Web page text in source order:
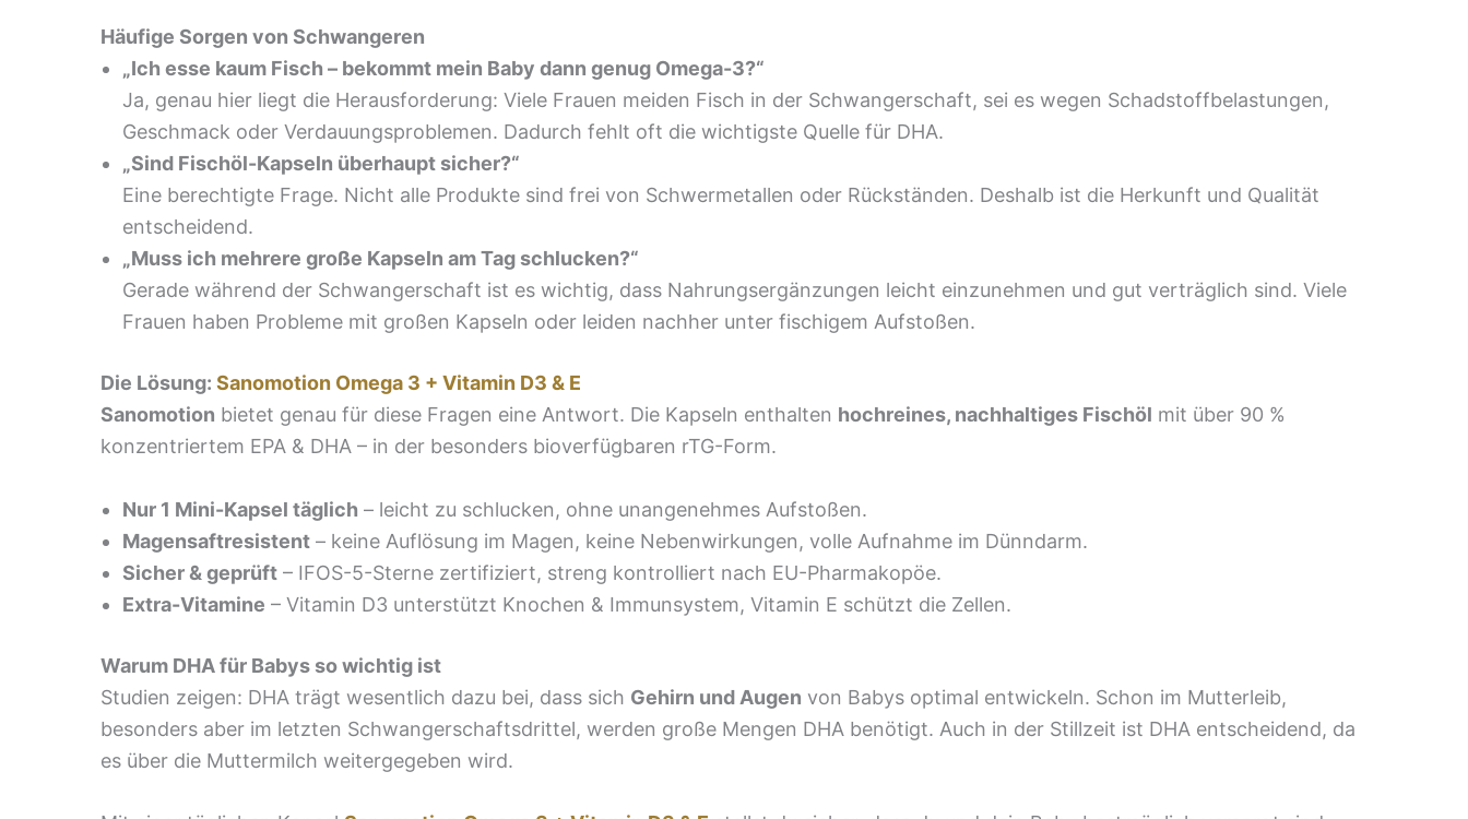
Häufige Sorgen von Schwangeren
„Ich esse kaum Fisch – bekommt mein Baby dann genug Omega-3?“
Ja, genau hier liegt die Herausforderung: Viele Frauen meiden Fisch in der Schwangerschaft, sei es wegen Schadstoffbelastungen,
Geschmack oder Verdauungsproblemen. Dadurch fehlt oft die wichtigste Quelle für DHA.
„Sind Fischöl-Kapseln überhaupt sicher?“
Eine berechtigte Frage. Nicht alle Produkte sind frei von Schwermetallen oder Rückständen. Deshalb ist die Herkunft und Qualität
entscheidend.
„Muss ich mehrere große Kapseln am Tag schlucken?“
Gerade während der Schwangerschaft ist es wichtig, dass Nahrungsergänzungen leicht einzunehmen und gut verträglich sind. Viele
Frauen haben Probleme mit großen Kapseln oder leiden nachher unter fischigem Aufstoßen.
Die Lösung: Sanomotion Omega 3 + Vitamin D3 & E
Sanomotion bietet genau für diese Fragen eine Antwort. Die Kapseln enthalten hochreines, nachhaltiges Fischöl mit über 90 %
konzentriertem EPA & DHA – in der besonders bioverfügbaren rTG-Form.
Nur 1 Mini-Kapsel täglich – leicht zu schlucken, ohne unangenehmes Aufstoßen.
Magensaftresistent – keine Auflösung im Magen, keine Nebenwirkungen, volle Aufnahme im Dünndarm.
Sicher & geprüft – IFOS-5-Sterne zertifiziert, streng kontrolliert nach EU-Pharmakopöe.
Extra-Vitamine – Vitamin D3 unterstützt Knochen & Immunsystem, Vitamin E schützt die Zellen.
Warum DHA für Babys so wichtig ist
Studien zeigen: DHA trägt wesentlich dazu bei, dass sich Gehirn und Augen von Babys optimal entwickeln. Schon im Mutterleib,
besonders aber im letzten Schwangerschaftsdrittel, werden große Mengen DHA benötigt. Auch in der Stillzeit ist DHA entscheidend, da
es über die Muttermilch weitergegeben wird.